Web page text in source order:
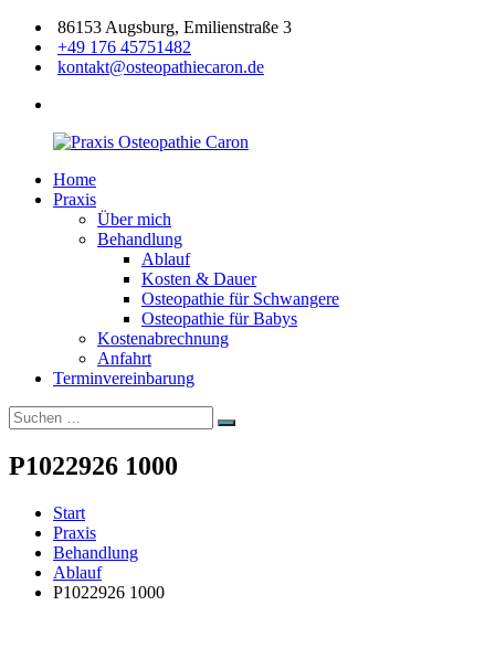
Zum
Inhalt
springen
86153 Augsburg, Emilienstraße 3
+49 176 45751482
kontakt@osteopathiecaron.de
Praxis
Osteopathie
Zertifizierte
Osteopathin
Home
Praxis
Über mich
Behandlung
Ablauf
Kosten & Dauer
Osteopathie für Schwangere
Osteopathie für Babys
Kostenabrechnung
Anfahrt
Terminvereinbarung
Suchen
nach:
Suchen
P1022926 1000
Start
Praxis
Behandlung
Ablauf
P1022926 1000